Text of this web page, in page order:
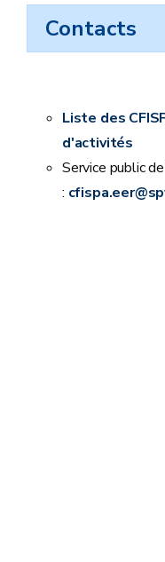
Contacts
Liste des
d'activités
Service public
: